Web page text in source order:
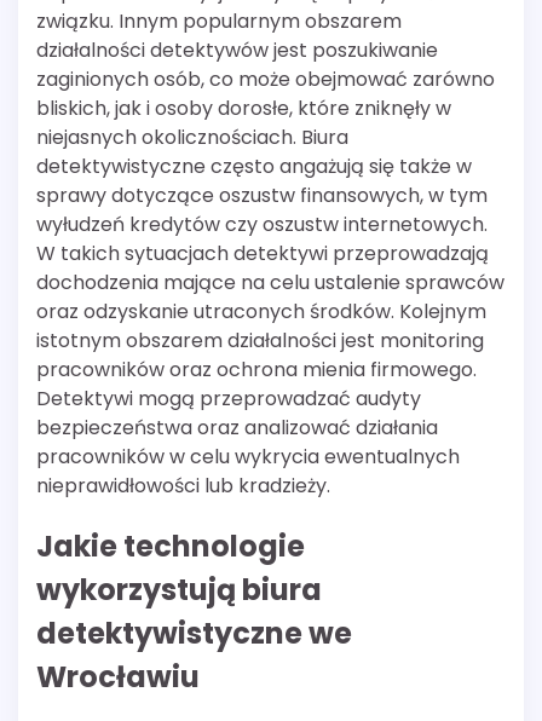
związku. Innym popularnym obszarem
działalności detektywów jest poszukiwanie
zaginionych osób, co może obejmować zarówno
bliskich, jak i osoby dorosłe, które zniknęły w
niejasnych okolicznościach. Biura
detektywistyczne często angażują się także w
sprawy dotyczące oszustw finansowych, w tym
wyłudzeń kredytów czy oszustw internetowych.
W takich sytuacjach detektywi przeprowadzają
dochodzenia mające na celu ustalenie sprawców
oraz odzyskanie utraconych środków. Kolejnym
istotnym obszarem działalności jest monitoring
pracowników oraz ochrona mienia firmowego.
Detektywi mogą przeprowadzać audyty
bezpieczeństwa oraz analizować działania
pracowników w celu wykrycia ewentualnych
nieprawidłowości lub kradzieży.
Jakie technologie
wykorzystują biura
detektywistyczne we
Wrocławiu